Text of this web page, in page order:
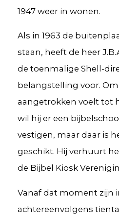
1947 weer in wonen.
Als in 1963 de
staan, heeft de heer
de toenmalige Shell-
belangstelling voor.
aangetrokken voelt tot
wil hij er een
vestigen, maar daar is
geschikt. Hij verhuurt
de Bijbel Kiosk
Vanaf dat moment zijn
achtereenvolgens